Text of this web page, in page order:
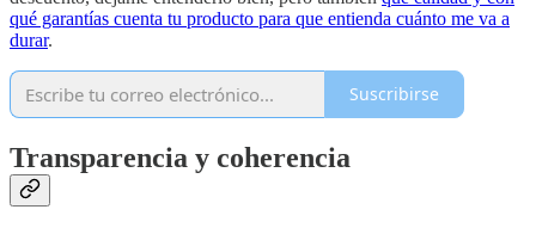
qué garantías cuenta tu producto para que entienda cuánto me va a
durar.
Suscribirse
Transparencia y coherencia